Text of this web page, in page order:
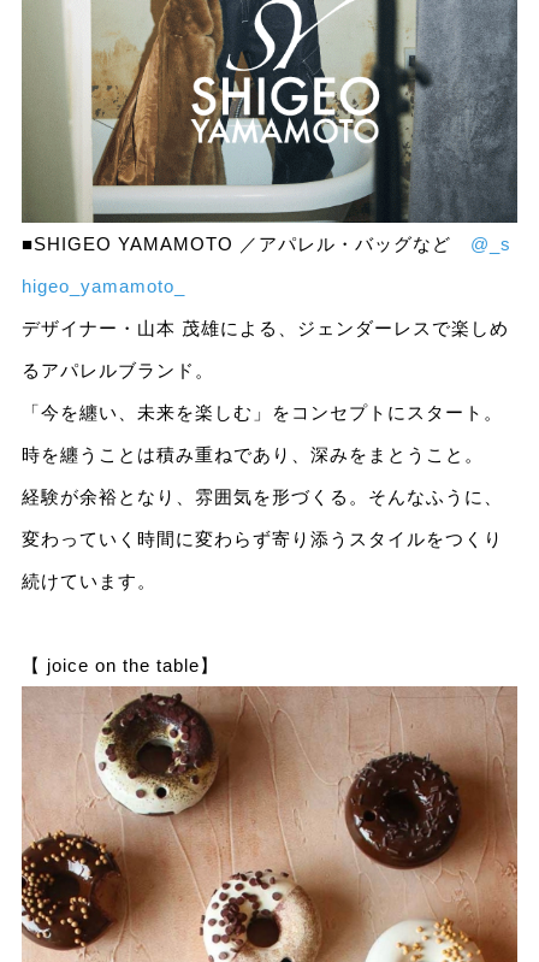
■SHIGEO YAMAMOTO ／アパレル・バッグなど @_s
higeo_yamamoto_
デザイナー・山本 茂雄による、ジェンダーレスで楽しめ
るアパレルブランド。
「今を纏い、未来を楽しむ」をコンセプトにスタート。
時を纏うことは積み重ねであり、深みをまとうこと。
経験が余裕となり、雰囲気を形づくる。そんなふうに、
変わっていく時間に変わらず寄り添うスタイルをつくり
続けています。
【 joice on the table】